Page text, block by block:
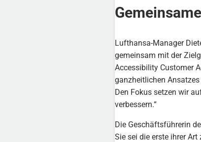
Lufthansa-Manager
gemeinsam mit der
Accessibility Customer
ganzheitlichen
Den Fokus setzen wir
verbessern.“
Die Geschäftsführerin
Sie sei die erste ihrer